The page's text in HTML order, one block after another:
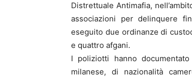
Distrettuale Antimafia,
associazioni per delinquere
eseguito due ordinanze di
e quattro afgani.
I poliziotti hanno
milanese, di nazionalità